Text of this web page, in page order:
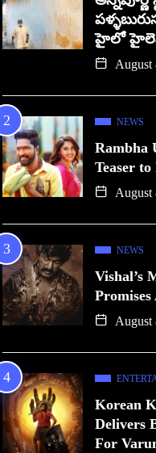
హైలో
August
NEWS
Rambha
Teaser
August
NEWS
Vishal’s
August
Korean
Delivers
For